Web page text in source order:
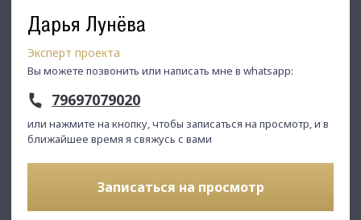
Дарья Лунёва
Эксперт проекта
Вы можете позвонить или написать мне в whatsapp:
79697079020
или нажмите на кнопку, чтобы записаться на просмотр, и в
ближайшее время я свяжусь с вами
Записаться на просмотр